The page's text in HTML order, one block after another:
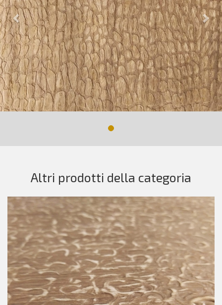
Altri prodotti della categoria